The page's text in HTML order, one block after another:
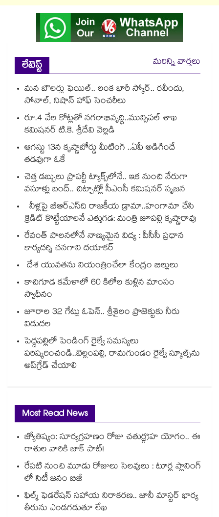
లేటెస్ట్
మరిన్ని వార్తలు
మన బౌలర్లు ఫెయిల్.. లంక భారీ స్కోర్.. రవీందు,
సోనాల్‌‌‌‌, నిషాన్ హాఫ్ సెంచరీలు
రూ.4 వేల కోట్లతో నగరాభివృద్ధి..మున్సిపల్‌‌ శాఖ
కమిషనర్‌‌ టి.కె. శ్రీదేవి వెల్లడి
ఆగస్టు 13న కృష్ణాబోర్డు మీటింగ్ ..ఏపీ అడిగిందే
తడవుగా ఓకే
చెత్త డబ్బులు ప్రాపర్టీ ట్యాక్స్⁭లోనే.. ఇక నుంచి నేరుగా
వసూళ్లు బంద్.. చిట్చాట్లో సీఎంసీ కమిషనర్ సృజన
నీళ్లపై బీఆర్ఎస్‌‌‌‌ది రాజకీయ డ్రామా..హంగామా చేసి
క్రెడిట్ కొట్టేయాలనే ఎత్తుగడ: మంత్రి జూపల్లి కృష్ణారావు
రేవంత్‌‌ పాలనలోనే నాణ్యమైన విద్య : పీసీసీ ప్రధాన
కార్యదర్శి చనగాని దయాకర్
దేశ యువతను నియంత్రించేలా కేంద్రం బిల్లులు
కాచిగూడ కమేళాలో 60 కిలోల కుళ్లిన మాంసం
స్వాధీనం
జూరాల 32 గేట్లు ఓపెన్.. శ్రీశైలం ప్రాజెక్టుకు నీరు
విడుదల
పెద్దపల్లిలో పెండింగ్ రైల్వే సమస్యలు
పరిష్కరించండి..బెల్లంపల్లి, రామగుండం రైల్వే స్కూల్స్‌‌ను
అప్‌‌గ్రేడ్ చేయాలి
Most Read News
జ్యోతిష్యం: సూర్యగ్రహణం రోజు చతుర్గ్రహ యోగం.. ఈ
రాశుల వారికి జాక్ పాట్!
రేపటి నుంచి మూడు రోజులు సెలవులు : టూర్ల ప్లానింగ్
లో సిటీ జనం బిజీ
ఫిల్మ్ ఫెడరేషన్ సహాయ నిరాకరణ.. జానీ మాస్టర్ భార్య
తీరును ఎండగడుతూ లేఖ